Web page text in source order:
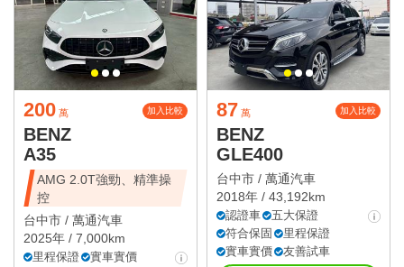
200 萬 加入比較
BENZ
A35
AMG 2.0T強勁、精準操
控
台中市 / 萬通汽車
2025年 / 7,000km
里程保證
實車實價
87 萬 加入比較
BENZ
GLE400
台中市 / 萬通汽車
2018年 / 43,192km
認證車
五大保證
符合保固
里程保證
實車實價
友善試車